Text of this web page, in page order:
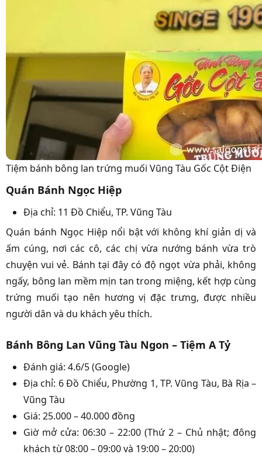
Tiệm bánh bông lan trứng muối Vũng Tàu Gốc Cột Điện
Quán Bánh Ngọc Hiệp
Địa chỉ: 11 Đồ Chiểu, TP. Vũng Tàu
Quán bánh Ngọc Hiệp nổi bật với không khí giản dị và
ấm cúng, nơi các cô, các chị vừa nướng bánh vừa trò
chuyện vui vẻ. Bánh tại đây có độ ngọt vừa phải, không
ngấy, bông lan mềm mịn tan trong miệng, kết hợp cùng
trứng muối tạo nên hương vị đặc trưng, được nhiều
người dân và du khách yêu thích.
Bánh Bông Lan Vũng Tàu Ngon – Tiệm A Tỷ
Đánh giá: 4.6/5 (Google)
Địa chỉ: 6 Đồ Chiểu, Phường 1, TP. Vũng Tàu, Bà Rịa –
Vũng Tàu
Giá: 25.000 – 40.000 đồng
Giờ mở cửa: 06:30 – 22:00 (Thứ 2 – Chủ nhật; đông
khách từ 08:00 – 09:00 và 19:00 – 20:00)